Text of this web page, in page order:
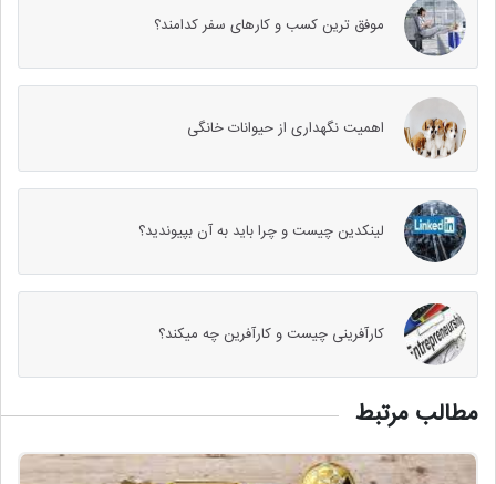
موفق ترین کسب و کارهای سفر کدامند؟
اهمیت نگهداری از حیوانات خانگی
لینکدین چیست و چرا باید به آن بپیوندید؟
کارآفرینی چیست و کارآفرین چه میکند؟
مطالب مرتبط